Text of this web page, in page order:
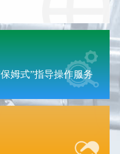
姆式”指导操作服务